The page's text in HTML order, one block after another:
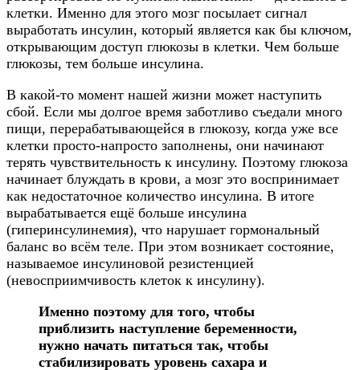
клетки. Именно для этого мозг посылает сигнал
выработать инсулин, который является как бы ключом,
открывающим доступ глюкозы в клетки. Чем больше
глюкозы, тем больше инсулина.
В какой-то момент нашей жизни может наступить
сбой. Если мы долгое время заботливо съедали много
пищи, перерабатывающейся в глюкозу, когда уже все
клетки просто-напросто заполнены, они начинают
терять чувствительность к инсулину. Поэтому глюкоза
начинает блуждать в крови, а мозг это воспринимает
как недостаточное количество инсулина. В итоге
вырабатывается ещё больше инсулина
(гиперинсулинемия), что нарушает гормональный
баланс во всём теле. При этом возникает состояние,
называемое инсулиновой резистенцией
(невосприимчивость клеток к инсулину).
Именно поэтому для того, чтобы
приблизить наступление беременности,
нужно начать питаться так, чтобы
стабилизировать уровень сахара и